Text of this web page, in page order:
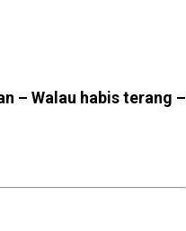
– Walau habis terang –